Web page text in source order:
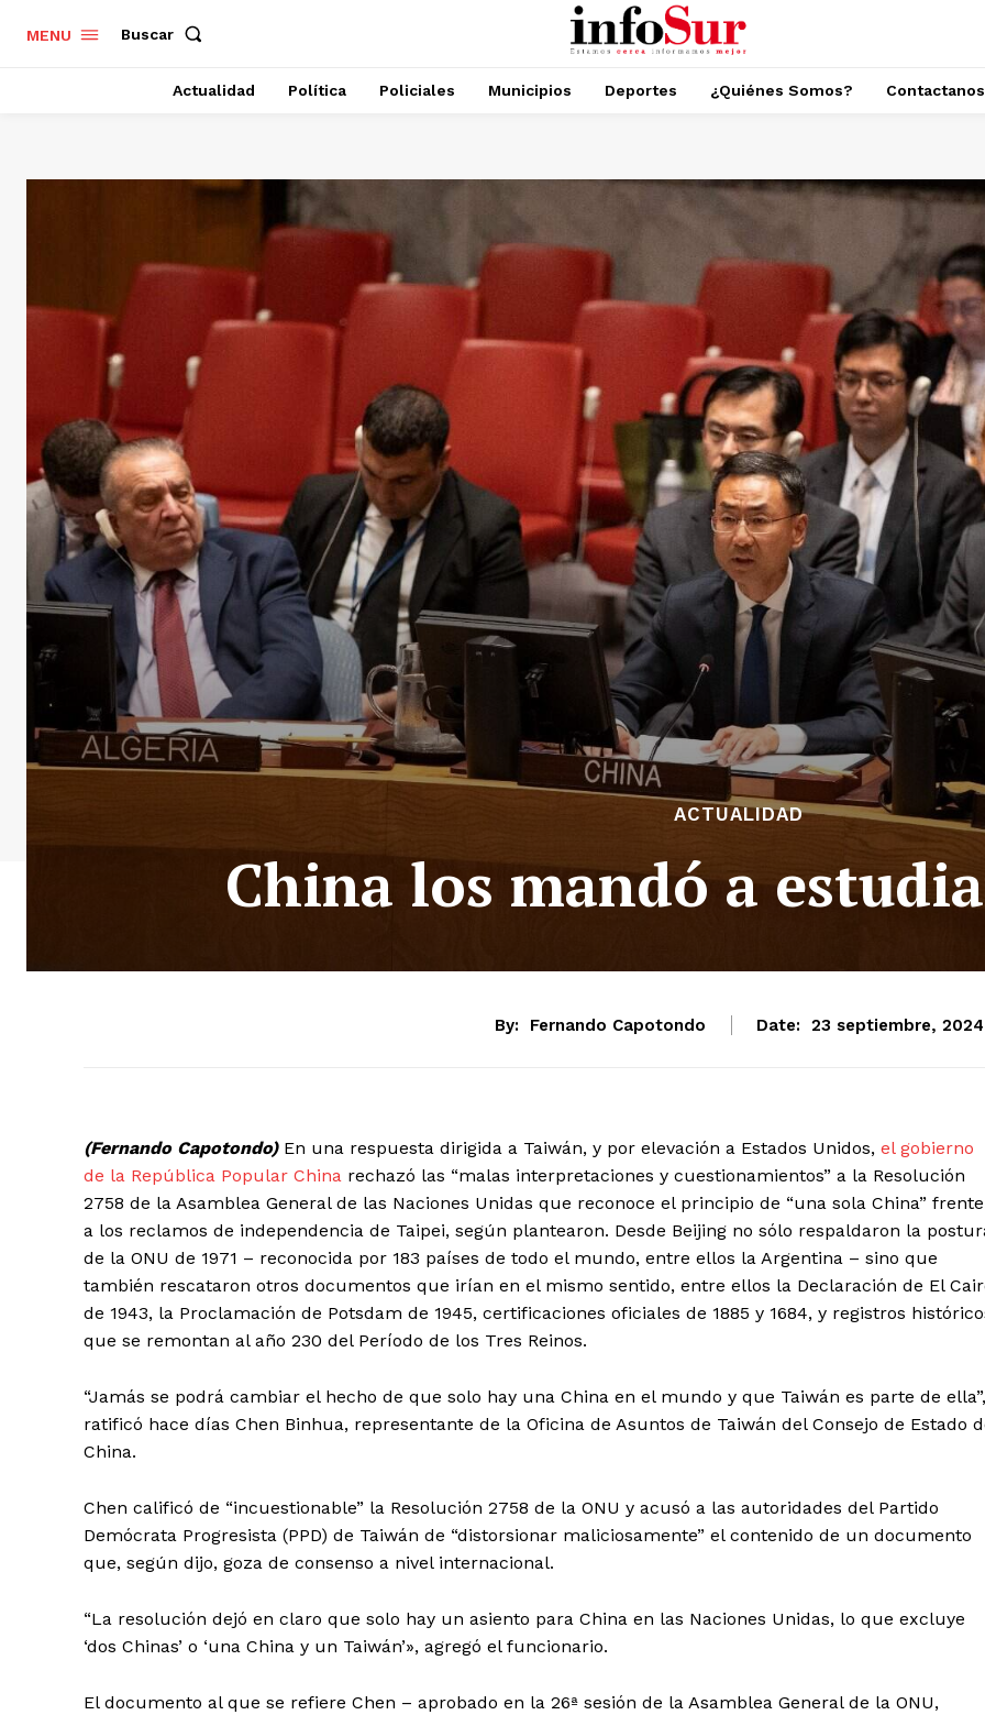
MENU Buscar
Actualidad Política Policiales Municipios Deportes ¿Quiénes Somos? Contactanos
ACTUALIDAD
China los mandó a
By: Fernando Capotondo Date: 23 septiembre, 2024
(Fernando Capotondo)En una respuesta dirigida a Taiwán, y por elevación a Estados Unidos, el gobierno
de la República Popular China rechazó las “malas interpretaciones y cuestionamientos” a la Resolución
2758 de la Asamblea General de las Naciones Unidas que reconoce el principio de “una sola China” frente
a los reclamos de independencia de Taipei, según plantearon. Desde Beijing no sólo respaldaron la
de la ONU de 1971 – reconocida por 183 países de todo el mundo, entre ellos la Argentina – sino que
también rescataron otros documentos que irían en el mismo sentido, entre ellos la Declaración de El
de 1943, la Proclamación de Potsdam de 1945, certificaciones oficiales de 1885 y 1684, y registros
que se remontan al año 230 del Período de los Tres Reinos.
“Jamás se podrá cambiar el hecho de que solo hay una China en el mundo y que Taiwán es parte de ella”,
ratificó hace días Chen Binhua, representante de la Oficina de Asuntos de Taiwán del Consejo de Estado
China.
Chen calificó de “incuestionable” la Resolución 2758 de la ONU y acusó a las autoridades del Partido
Demócrata Progresista (PPD) de Taiwán de “distorsionar maliciosamente” el contenido de un documento
que, según dijo, goza de consenso a nivel internacional.
“La resolución dejó en claro que solo hay un asiento para China en las Naciones Unidas, lo que excluye
‘dos Chinas’ o ‘una China y un Taiwán’», agregó el funcionario.
El documento al que se refiere Chen – aprobado en la 26ª sesión de la Asamblea General de la ONU,